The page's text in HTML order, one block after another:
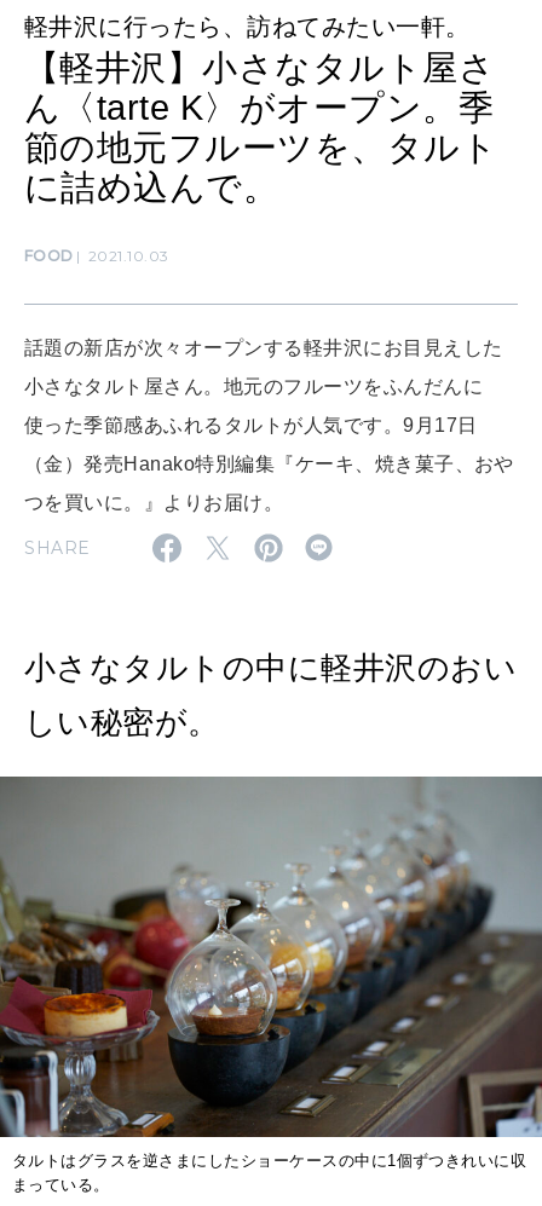
MAMA
ママもいろいろ
SUSTAINABLE
わたしができること
WORK&MONEY
MAGAZINE
2026年5月号「“大好き”に出会いに。韓国」
2026年4月号「未来をつくる、学びの教科書。」
2026年3月号「スイーツ予想図 2026」
2026年2月号「良運を掴む 新・開運術。」
2026年1月号「猫がいれば、幸せ」
2025年12月号「お酒の新常識。」
軽井沢に行ったら、訪ねてみたい一軒。
【軽井沢】小さなタルト屋さ
ん〈tarte K〉がオープン。季
節の地元フルーツを、タルト
に詰め込んで。
FOOD 2021.10.03
話題の新店が次々オープンする軽井沢にお目見えした
小さなタルト屋さん。地元のフルーツをふんだんに
使った季節感あふれるタルトが人気です。9月17日
（金）発売Hanako特別編集『ケーキ、焼き菓子、おや
つを買いに。』よりお届け。
SHARE
小さなタルトの中に軽井沢のおい
しい秘密が。
タルトはグラスを逆さまにしたショーケースの中に1個ずつきれいに収
まっている。